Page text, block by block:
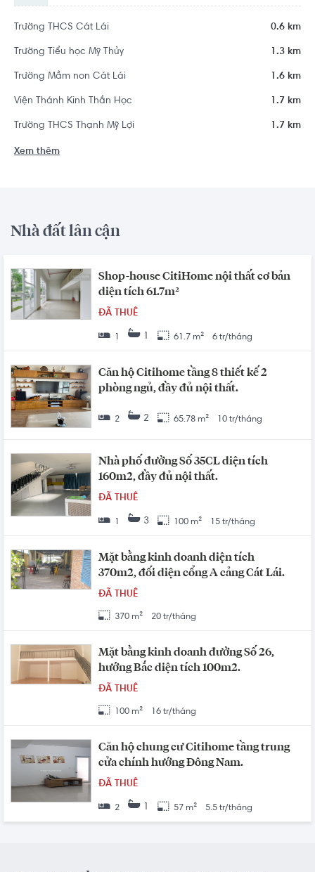
Trường THCS Cát Lái 0.6 km
Trường Tiểu học Mỹ Thủy 1.3 km
Trường Mầm non Cát Lái 1.6 km
Viện Thánh Kinh Thần Học 1.7 km
Trường THCS Thạnh Mỹ Lợi 1.7 km
Xem thêm
Nhà đất lân cận
Shop-house CitiHome nội thất cơ bản
diện tích 61.7m²
ĐÃ THUÊ
1 61.7 m² 6 tr/tháng
Căn hộ Citihome tầng 8 thiết kế 2
phòng ngủ, đầy đủ nội thất.
2 2 65.78 m² 10 tr/tháng
Nhà phố đường Số 35CL diện tích
160m2, đầy đủ nội thất.
ĐÃ THUÊ
3 100 m² 15 tr/tháng
Mặt bằng kinh doanh diện tích
370m2, đối diện cổng A cảng Cát Lái.
ĐÃ THUÊ
370 m² 20 tr/tháng
Mặt bằng kinh doanh đường Số 26,
hướng Bắc diện tích 100m2.
ĐÃ THUÊ
100 m² 16 tr/tháng
Căn hộ chung cư Citihome tầng trung
cửa chính hướng Đông Nam.
ĐÃ THUÊ
2 1 57 m² 5.5 tr/tháng